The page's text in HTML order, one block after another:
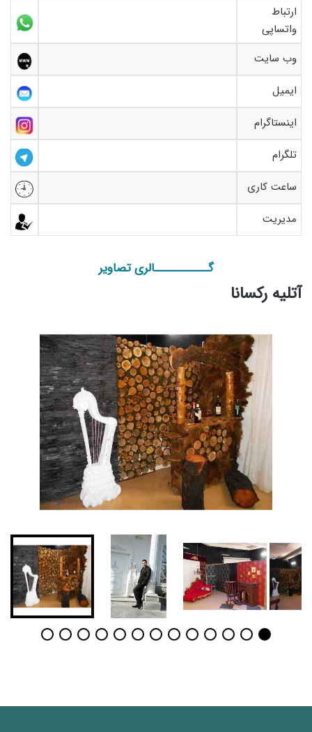
ارتباط
واتساپی
وب سایت
ایمیل
اینستاگرام
تلگرام
ساعت کاری
مدیریت
گـــــــــــالری تصاویر
آتلیه رکسانا